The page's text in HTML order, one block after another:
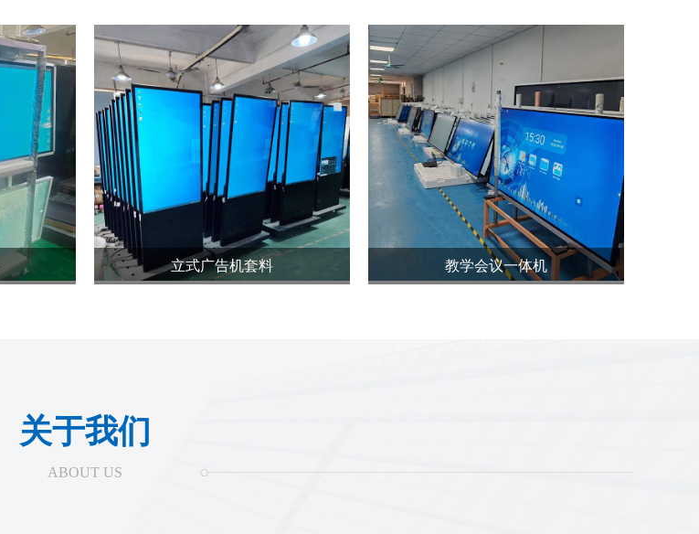
立式广告机套料 教学会议一体机
关于我们
ABOUT US